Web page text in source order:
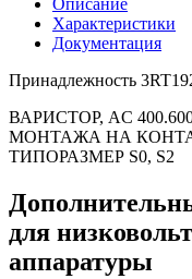
Характеристики
Документация
Принадлежность
ВАРИСТОР, AC
МОНТАЖА НА
ТИПОРАЗМЕР S0, S2
для
аппаратуры